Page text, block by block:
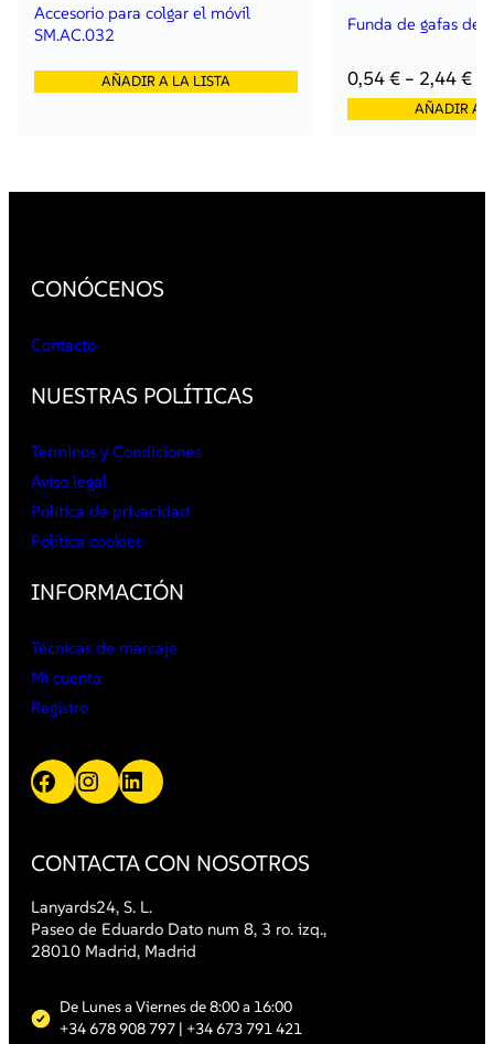
Accesorio para colgar el móvil
SM.AC.032
AÑADIR A LA LISTA
Funda de gafas de
0,54€ – 2,44€
AÑADIR A
CONÓCENOS
Contacto
NUESTRAS POLÍTICAS
Terminos y Condiciones
Aviso legal
Política de privacidad
Política cookies
INFORMACIÓN
Técnicas de marcaje
Mi cuenta
Registro
Facebook Instagram LinkedIn
CONTACTA CON NOSOTROS
Lanyards24, S. L.
Paseo de Eduardo Dato num 8, 3 ro. izq.,
28010 Madrid, Madrid
De Lunes a Viernes de 8:00 a 16:00
+34 678 908 797 | +34 673 791 421